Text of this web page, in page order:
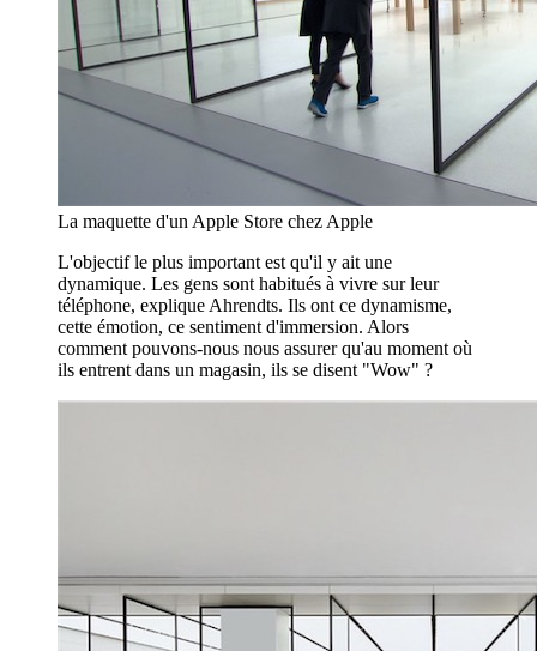
La maquette d'un Apple Store chez Apple
L'objectif le plus important est qu'il y ait une
dynamique. Les gens sont habitués à vivre sur leur
téléphone, explique Ahrendts. Ils ont ce dynamisme,
cette émotion, ce sentiment d'immersion. Alors
comment pouvons-nous nous assurer qu'au moment où
ils entrent dans un magasin, ils se disent "Wow" ?